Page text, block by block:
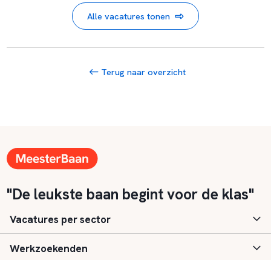
Alle vacatures tonen
Terug naar overzicht
"De leukste baan begint voor de klas"
Vacatures per sector
Basisonderwijs
Werkzoekenden